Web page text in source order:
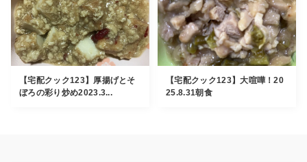
【宅配クック123】厚揚げとそ
ぼろの彩り炒め2023.3...
【宅配クック123】大喧嘩！20
25.8.31朝食